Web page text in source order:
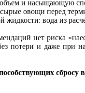
объем и насыщающую
сырые овощи перед
жидкости: вода из
нет риска
потери и даже при
сбросу